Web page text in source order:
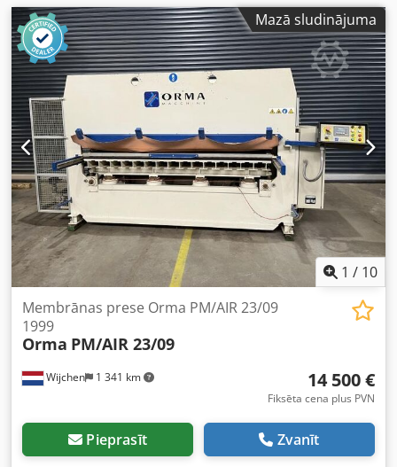
Mazā sludinājuma
1 / 10
Wijchen 1 341 km
Membrānas prese Orma PM/AIR 23/09
1999
Orma PM/AIR 23/09
14 500 €
Fiksēta cena plus PVN
Pieprasīt Zvanīt